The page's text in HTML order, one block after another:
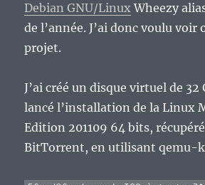
Debian GNU/LinuxWheezy
de l’année. J’ai donc voulu voir
projet.
J’ai créé un disque virtuel de 32
lancé l’installation de la Linux
Edition 201109 64 bits,
BitTorrent, en utilisant qemu-